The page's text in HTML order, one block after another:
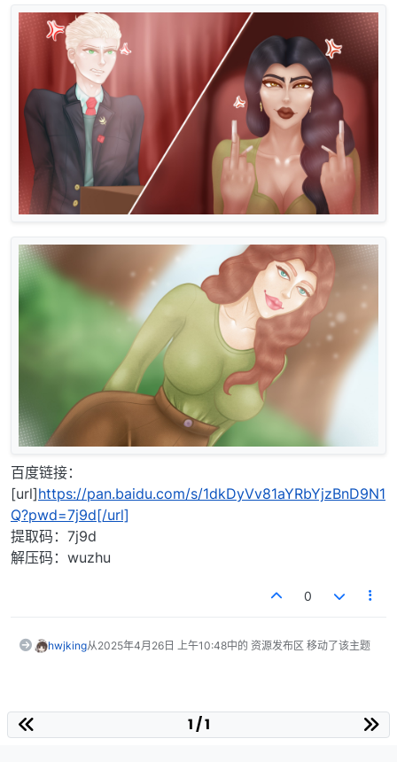
百度链接：
[url]https://pan.baidu.com/s/1dkDyVv81aYRbYjzBnD9N1
Q?pwd=7j9d[/url]
提取码：7j9d
解压码：wuzhu
0
hwjking从2025年4月26日 上午10:48中的 资源发布区 移动了该主题
1 / 1